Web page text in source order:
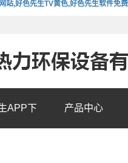
站,好色先生TV黄色,好色先生软件免费
APP下 产品中心